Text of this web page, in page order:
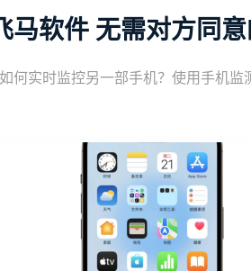
软件 无需对方同
何实时监控另一部手机？使用手机